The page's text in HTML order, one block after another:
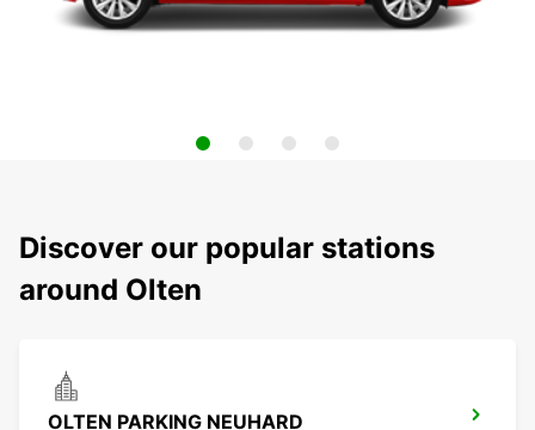
Discover our popular stations
around Olten
OLTEN PARKING NEUHARD